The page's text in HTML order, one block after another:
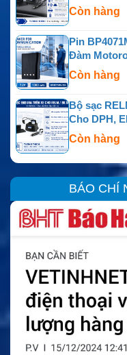
Còn hàng
Pin
Đàm
Còn hàng
Bộ sạc
Cho DPH,
Còn hàng
BÁO CHÍ